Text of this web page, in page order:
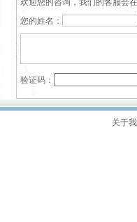
欢迎您的咨询，我们的客服会
您的姓名：
验证码：
关于